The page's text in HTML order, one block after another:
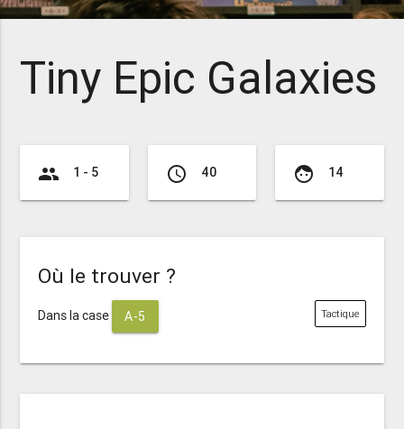
Tiny Epic Galaxies
group 1 - 5 access_time 40 face 14
Où le trouver ?
Dans la case A-5 Tactique